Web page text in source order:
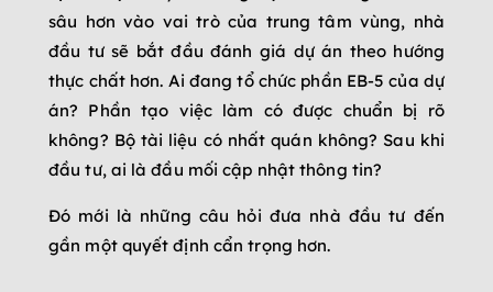
sâu hơn vào vai trò của trung tâm vùng, nhà
đầu tư sẽ bắt đầu đánh giá dự án theo hướng
thực chất hơn. Ai đang tổ chức phần EB-5 của dự
án? Phần tạo việc làm có được chuẩn bị rõ
không? Bộ tài liệu có nhất quán không? Sau khi
đầu tư, ai là đầu mối cập nhật thông tin?
Đó mới là những câu hỏi đưa nhà đầu tư đến
gần một quyết định cẩn trọng hơn.